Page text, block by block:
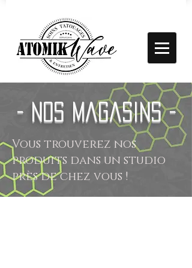
- Nos magasins -
Vous trouverez nos
produits dans un studio
près de chez vous !